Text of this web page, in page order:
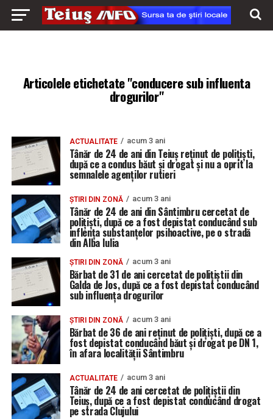
Articolele etichetate "conducere sub influenta
drogurilor"
ACTUALITATE acum 3 ani
Tânăr de 24 de ani din Teiuș reținut de polițiști,
după ce a condus băut și drogat și nu a oprit la
semnalele agenților rutieri
ȘTIRI DIN ZONĂ acum 3 ani
Tânăr de 24 de ani din Sântimbru cercetat de
polițiști, după ce a fost depistat conducând sub
inflența substanțelor psihoactive, pe o stradă
din Alba Iulia
ȘTIRI DIN ZONĂ acum 3 ani
Bărbat de 31 de ani cercetat de polițiștii din
Galda de Jos, după ce a fost depistat conducând
sub influența drogurilor
ȘTIRI DIN ZONĂ acum 3 ani
Bărbat de 36 de ani reținut de polițiști, după ce a
fost depistat conducând băut și drogat pe DN 1,
în afara localității Sântimbru
ACTUALITATE acum 3 ani
Tânăr de 24 de ani cercetat de polițiștii din
Teiuș, după ce a fost depistat conducând drogat
pe strada Clujului